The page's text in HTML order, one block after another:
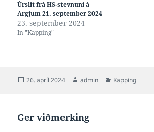
Úrslit frá HS-stevnuni á
Argjum 21. september 2024
23. september 2024
In "Kapping"
Posted
26. apríl 2024 Author
admin Categories
Kapping
Ger viðmerking